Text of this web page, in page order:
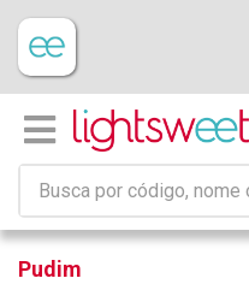
Pudim